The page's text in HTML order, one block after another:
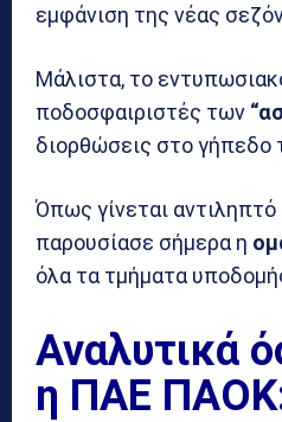
εμφάνιση της νέας
Μάλιστα, το
ποδοσφαιριστές των
διορθώσεις στο γήπεδο
Όπως γίνεται αντιληπτό
παρουσίασε σήμερα η
όλα τα τμήματα
Αναλυτικά
η ΠΑΕ